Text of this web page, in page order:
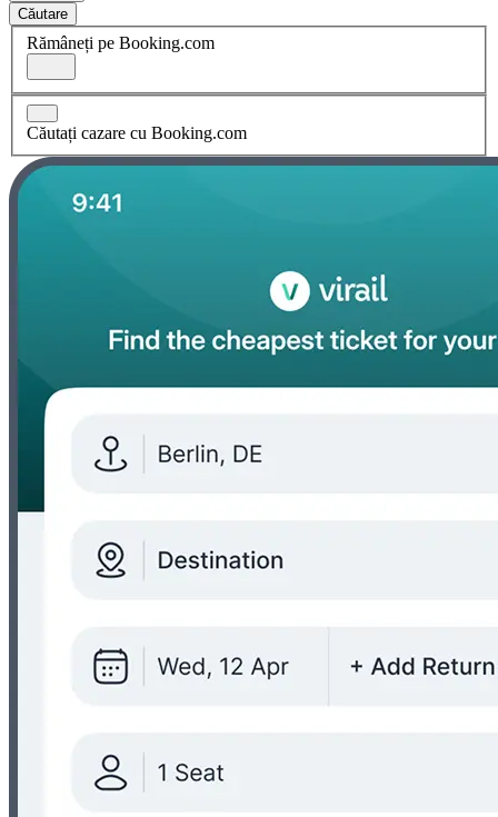
Căutare
Rămâneți pe Booking.com
Căutați cazare cu Booking.com